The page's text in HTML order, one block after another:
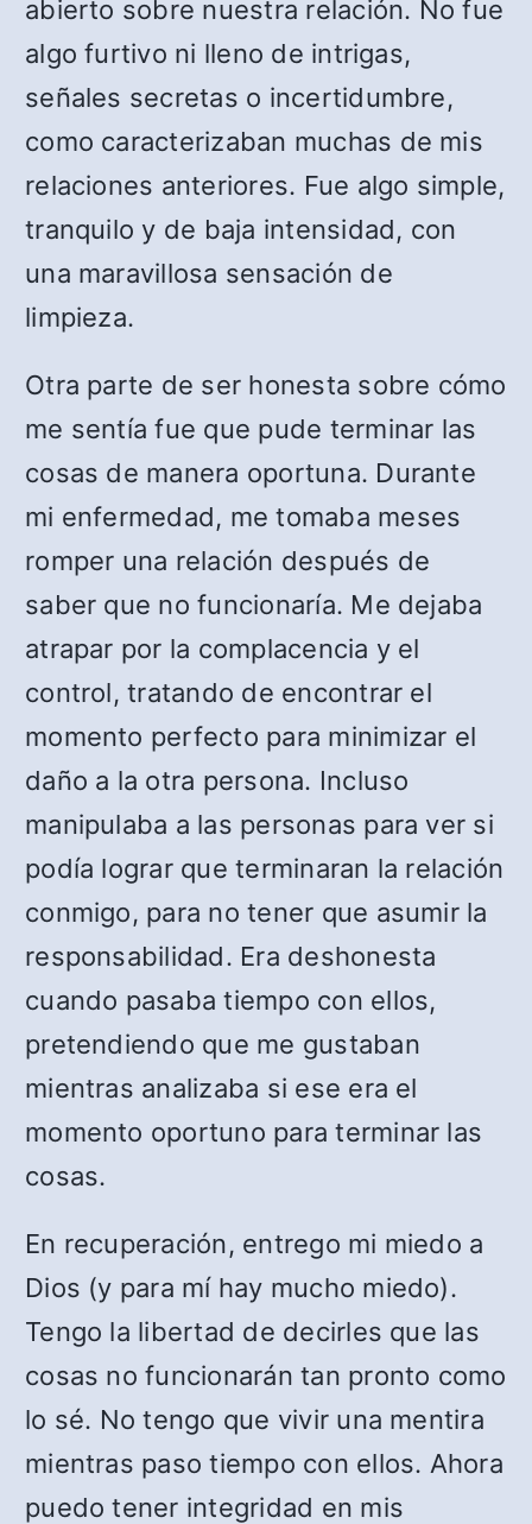
abierto sobre nuestra relación. No fue
algo furtivo ni lleno de intrigas,
señales secretas o incertidumbre,
como caracterizaban muchas de mis
relaciones anteriores. Fue algo simple,
tranquilo y de baja intensidad, con
una maravillosa sensación de
limpieza.
Otra parte de ser honesta sobre cómo
me sentía fue que pude terminar las
cosas de manera oportuna. Durante
mi enfermedad, me tomaba meses
romper una relación después de
saber que no funcionaría. Me dejaba
atrapar por la complacencia y el
control, tratando de encontrar el
momento perfecto para minimizar el
daño a la otra persona. Incluso
manipulaba a las personas para ver si
podía lograr que terminaran la relación
conmigo, para no tener que asumir la
responsabilidad. Era deshonesta
cuando pasaba tiempo con ellos,
pretendiendo que me gustaban
mientras analizaba si ese era el
momento oportuno para terminar las
cosas.
En recuperación, entrego mi miedo a
Dios (y para mí hay mucho miedo).
Tengo la libertad de decirles que las
cosas no funcionarán tan pronto como
lo sé. No tengo que vivir una mentira
mientras paso tiempo con ellos. Ahora
puedo tener integridad en mis